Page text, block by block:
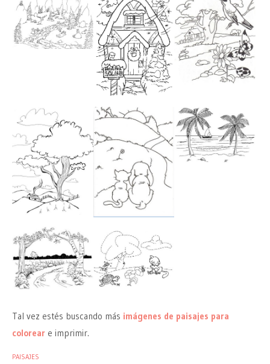
Tal vez estés buscando más imágenes de paisajes para
colorear e imprimir.
PAISAJES